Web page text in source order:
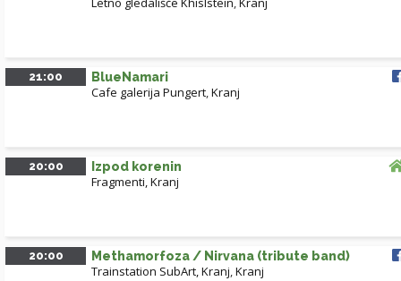
21:00 BlueNamari
Cafe galerija Pungert,Kranj
20:00 Izpod korenin
Fragmenti, Kranj
20:00 Methamorfoza / Nirvana (tribute band)
Trainstation SubArt, Kranj,Kranj